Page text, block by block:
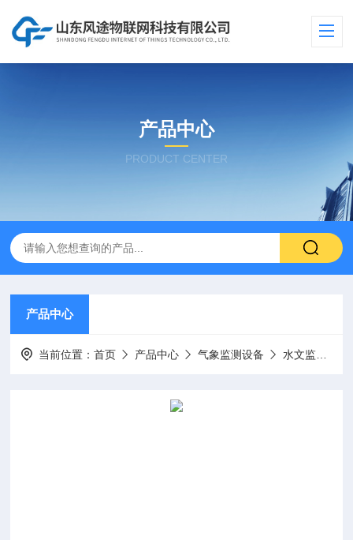
产品中心
PRODUCT CENTER
产品中心
当前位置：首页 产品中心 气象监测设备 水文监测